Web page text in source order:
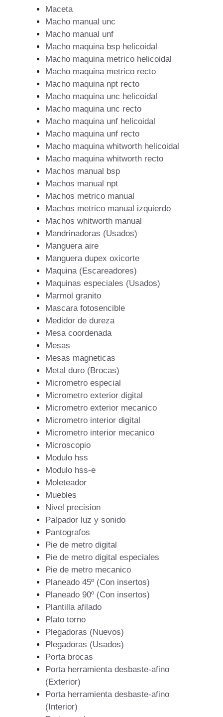
Maceta
Macho manual unc
Macho manual unf
Macho maquina bsp helicoidal
Macho maquina metrico helicoidal
Macho maquina metrico recto
Macho maquina npt recto
Macho maquina unc helicoidal
Macho maquina unc recto
Macho maquina unf helicoidal
Macho maquina unf recto
Macho maquina whitworth helicoidal
Macho maquina whitworth recto
Machos manual bsp
Machos manual npt
Machos metrico manual
Machos metrico manual izquierdo
Machos whitworth manual
Mandrinadoras (Usados)
Manguera aire
Manguera dupex oxicorte
Maquina (Escareadores)
Maquinas especiales (Usados)
Marmol granito
Mascara fotosencible
Medidor de dureza
Mesa coordenada
Mesas
Mesas magneticas
Metal duro (Brocas)
Micrometro especial
Micrometro exterior digital
Micrometro exterior mecanico
Micrometro interior digital
Micrometro interior mecanico
Microscopio
Modulo hss
Modulo hss-e
Moleteador
Muebles
Nivel precision
Palpador luz y sonido
Pantografos
Pie de metro digital
Pie de metro digital especiales
Pie de metro mecanico
Planeado 45º (Con insertos)
Planeado 90º (Con insertos)
Plantilla afilado
Plato torno
Plegadoras (Nuevos)
Plegadoras (Usados)
Porta brocas
Porta herramienta desbaste-afino
(Exterior)
Porta herramienta desbaste-afino
(Interior)